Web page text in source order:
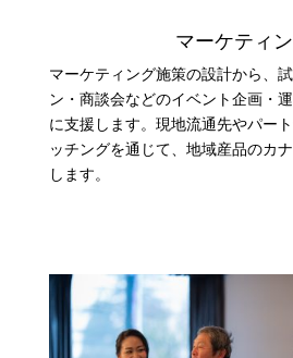
マーケティ
マーケティング施策の設計から、
ン・商談会などのイベント企画・
に支援します。 現地流通先やパー
ッチングを通じて、地域産品のカ
します。